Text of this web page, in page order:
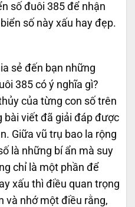
số đuôi 385 để nhận
số này xấu hay đẹp.
sẻ đến bạn những
385 có ý nghĩa gì?
của từng con số trên
bài viết đã giải đáp được
Giữa vũ trụ bao la rộng
là những bí ẩn mà suy
chỉ là một phần để
xấu thì điều quan trọng
và nhớ một điều rằng,